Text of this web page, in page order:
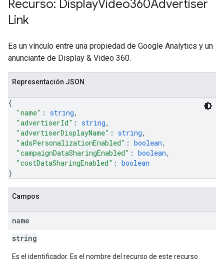
Recurso: DisplayVideo360Advertiser
Link
Es un vínculo entre una propiedad de Google Analytics y un
anunciante de Display & Video 360.
Representación JSON
{
"name" : string,
"advertiserId" : string,
"advertiserDisplayName" : string,
"adsPersonalizationEnabled" : boolean,
"campaignDataSharingEnabled" : boolean,
"costDataSharingEnabled" : boolean
}
Campos
name
string
Es el identificador. Es el nombre del recurso de este recurso